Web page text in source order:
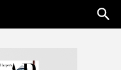
for: